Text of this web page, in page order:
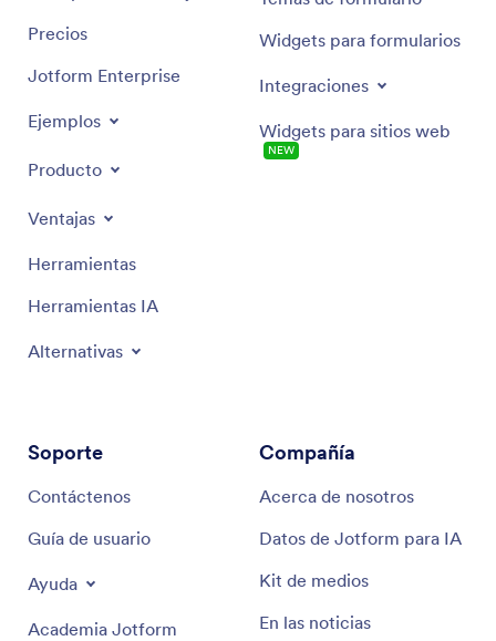
Precios
Jotform Enterprise
Ejemplos
Producto
Ventajas
Herramientas
Herramientas IA
Alternativas
Widgets para formularios
Integraciones
Widgets para sitios web
NEW
Soporte
Contáctenos
Guía de usuario
Ayuda
Academia Jotform
Compañía
Acerca de nosotros
Datos de Jotform para IA
Kit de medios
En las noticias